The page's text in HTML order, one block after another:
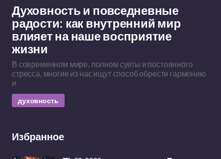
Духовность и повседневные
радости: как внутренний мир
влияет на наше восприятие
жизни
В современном мире, полном суеты и постоянного
стресса, многие из нас ищут способ обрести гармонию
и
духовность
Избранное